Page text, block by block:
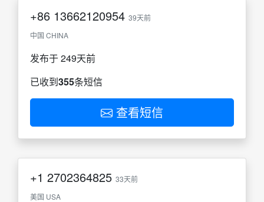
+86 13662120954 39天前
中国 CHINA
发布于 249天前
已收到355条短信
查看短信
+1 2702364825 33天前
美国 USA